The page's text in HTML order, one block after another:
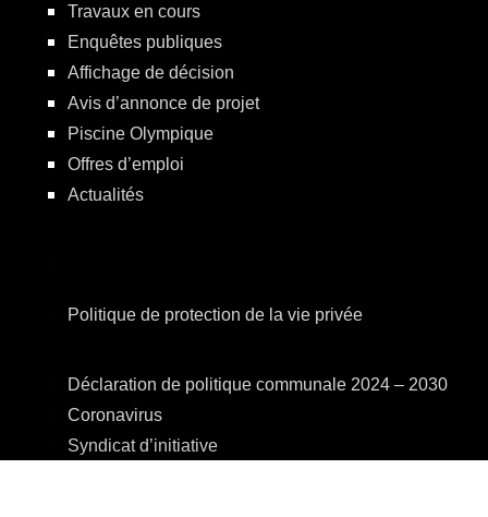
Travaux en cours
Enquêtes publiques
Affichage de décision
Avis d’annonce de projet
Piscine Olympique
Offres d’emploi
Actualités
Politique de protection de la vie privée
Déclaration de politique communale 2024 – 2030
Coronavirus
Syndicat d’initiative